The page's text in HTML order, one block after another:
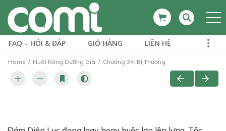
FAQ – HỎI & ĐÁP GIỎ HÀNG LIÊN HỆ
Home Nuôi Rồng Dưỡng Già Chương 24: Bị Thương